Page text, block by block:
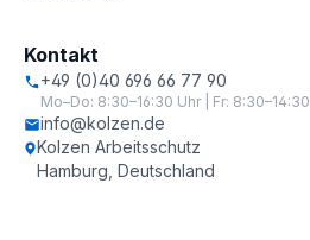
Kontakt
+49 (0)40 696 66 77 90
Mo–Do: 8:30–16:30 Uhr | Fr:
info@kolzen.de
Kolzen Arbeitsschutz
Hamburg, Deutschland